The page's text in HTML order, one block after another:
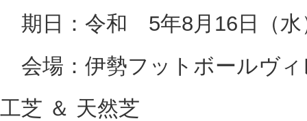
期日：令和 5年8月16日（水
会場：伊勢フットボールヴ
工芝 ＆ 天然芝